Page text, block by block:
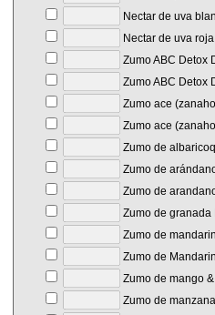
Nectar de uva
Nectar de uva
Zumo ABC Detox
Zumo ABC Detox
Zumo ace
Zumo ace
Zumo de
Zumo de
Zumo de
Zumo de granada
Zumo de
Zumo de
Zumo de mango
Zumo de